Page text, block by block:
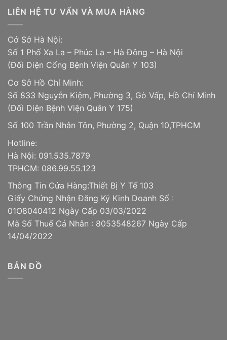
LIÊN HỆ TƯ VẤN VÀ MUA HÀNG
Cở Sở Hà Nội:
Số 1 Phố Xa La – Phúc La – Hà Đông – Hà Nội
(Đối Diện Cổng Bệnh Viện Quân Y 103)
Cơ Sở Hồ Chí Minh:
Số 833 Nguyễn Kiệm, Phường 3, Gò Vấp, Hồ Chí Minh
(Đối Diện Bệnh Viện Quân Y 175)
Số 100 Trần Nhân Tôn, Phường 2, Quận 10,TPHCM
Hotline:
Hà Nội: 091.535.7879
TPHCM: 086.99.55.123
Thông Tin Cửa Hàng:Thiết Bị Y Tế 103
Giấy Chứng Nhận Đăng Ký Kinh Doanh Số :
01O8040412 Ngày Cấp 03/03/2022
Mã Số Thuế Cá Nhân : 8053548267 Ngày Cấp
14/04/2022
BẢN ĐỒ